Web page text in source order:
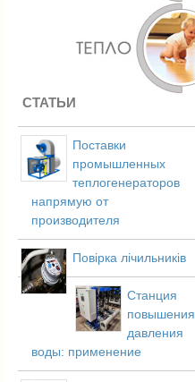
СТАТЬИ
Поставки
промышленных
теплогенераторов
напрямую от
производителя
Повірка лічильників
Станция
повышения
давления
воды: применение